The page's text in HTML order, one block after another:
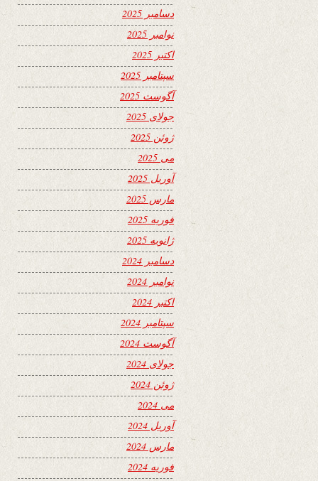
دسامبر 2025
نوامبر 2025
اکتبر 2025
سپتامبر 2025
آگوست 2025
جولای 2025
ژوئن 2025
می 2025
آوریل 2025
مارس 2025
فوریه 2025
ژانویه 2025
دسامبر 2024
نوامبر 2024
اکتبر 2024
سپتامبر 2024
آگوست 2024
جولای 2024
ژوئن 2024
می 2024
آوریل 2024
مارس 2024
فوریه 2024